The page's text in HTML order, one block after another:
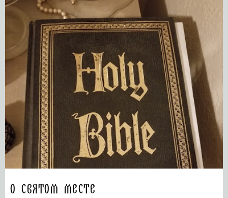
О святом месте